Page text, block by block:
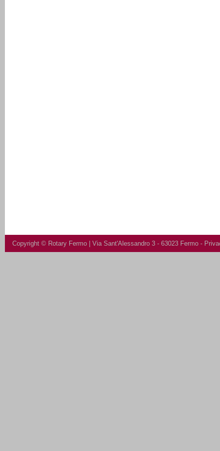
Copyright © Rotary Fermo | Via Sant'Alessandro 3 - 63023 Fermo -